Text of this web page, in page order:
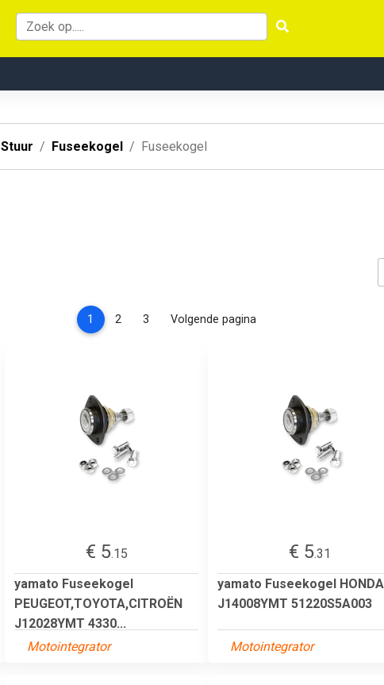
Stuur Fuseekogel Fuseekogel
1 (current)
2 3 Volgende pagina
€ 5.15
yamato Fuseekogel
PEUGEOT,TOYOTA,CITROËN
J12028YMT 4330...
Motointegrator
€ 5.31
yamato Fuseekogel HONDA
J14008YMT 51220S5A003
Motointegrator